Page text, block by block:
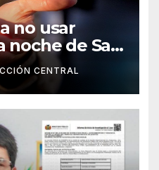
no usar
noche de San
CENTRAL